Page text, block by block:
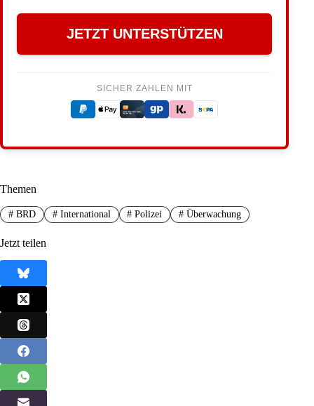
JETZT UNTERSTÜTZEN
SICHER ZAHLEN MIT
Themen
#BRD #International # Polizei # Überwachung
Jetzt teilen